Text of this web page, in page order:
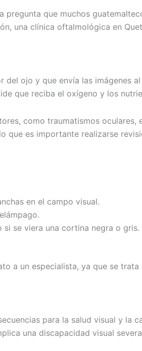
pregunta que muchos
una clínica oftalmológica en
ojo y que envía las
que reciba el oxígeno y los
como traumatismos
que es importante realizarse
en el campo visual.
se viera una cortina negra o gris.
a un especialista, ya que se
para la salud visual y la
una discapacidad visual